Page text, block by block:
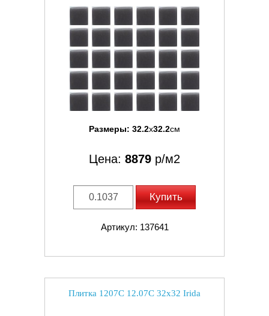
Размеры: 32.2x32.2см
Цена: 8879 р/м2
Купить
Артикул: 137641
Плитка 1207C 12.07C 32x32 Irida